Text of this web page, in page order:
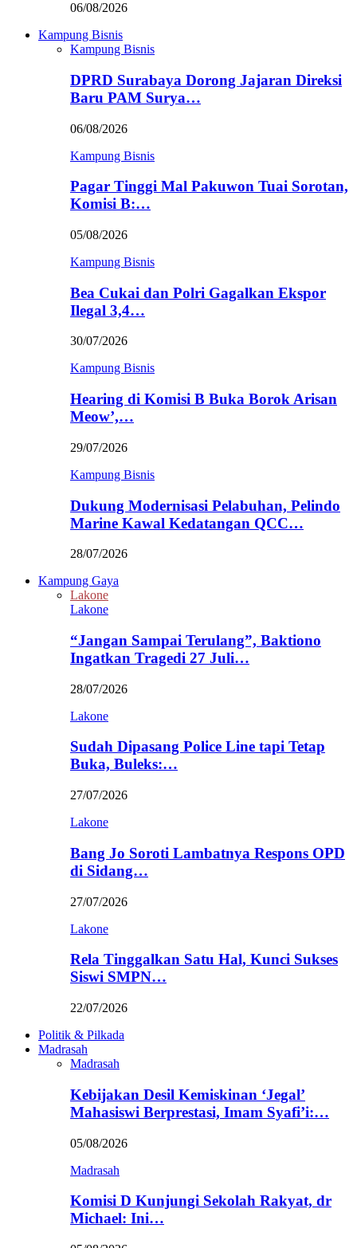
06/08/2026
Kampung Bisnis
Kampung Bisnis
DPRD Surabaya Dorong Jajaran Direksi
Baru PAM Surya…
06/08/2026
Kampung Bisnis
Pagar Tinggi Mal Pakuwon Tuai Sorotan,
Komisi B:…
05/08/2026
Kampung Bisnis
Bea Cukai dan Polri Gagalkan Ekspor
Ilegal 3,4…
30/07/2026
Kampung Bisnis
Hearing di Komisi B Buka Borok Arisan
Meow’,…
29/07/2026
Kampung Bisnis
Dukung Modernisasi Pelabuhan, Pelindo
Marine Kawal Kedatangan QCC…
28/07/2026
Kampung Gaya
Lakone
Lakone
“Jangan Sampai Terulang”, Baktiono
Ingatkan Tragedi 27 Juli…
28/07/2026
Lakone
Sudah Dipasang Police Line tapi Tetap
Buka, Buleks:…
27/07/2026
Lakone
Bang Jo Soroti Lambatnya Respons OPD
di Sidang…
27/07/2026
Lakone
Rela Tinggalkan Satu Hal, Kunci Sukses
Siswi SMPN…
22/07/2026
Politik & Pilkada
Madrasah
Madrasah
Kebijakan Desil Kemiskinan ‘Jegal’
Mahasiswi Berprestasi, Imam Syafi’i:…
05/08/2026
Madrasah
Komisi D Kunjungi Sekolah Rakyat, dr
Michael: Ini…